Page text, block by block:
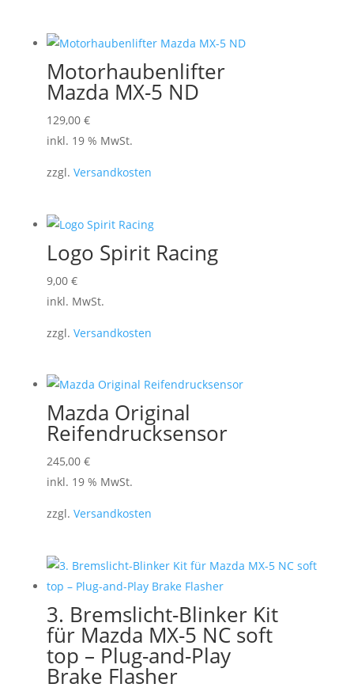
Motorhaubenlifter
Mazda MX-5 ND
129,00 €
inkl. 19 % MwSt.
zzgl. Versandkosten
Logo Spirit Racing
9,00 €
mehrere
auf.
Die
Optionen
können
der
Produktseite
inkl. MwSt.
zzgl. Versandkosten
Mazda Original
Reifendrucksensor
245,00 €
inkl. 19 % MwSt.
zzgl. Versandkosten
3. Bremslicht-Blinker Kit
für Mazda MX-5 NC soft
top – Plug-and-Play
Brake Flasher